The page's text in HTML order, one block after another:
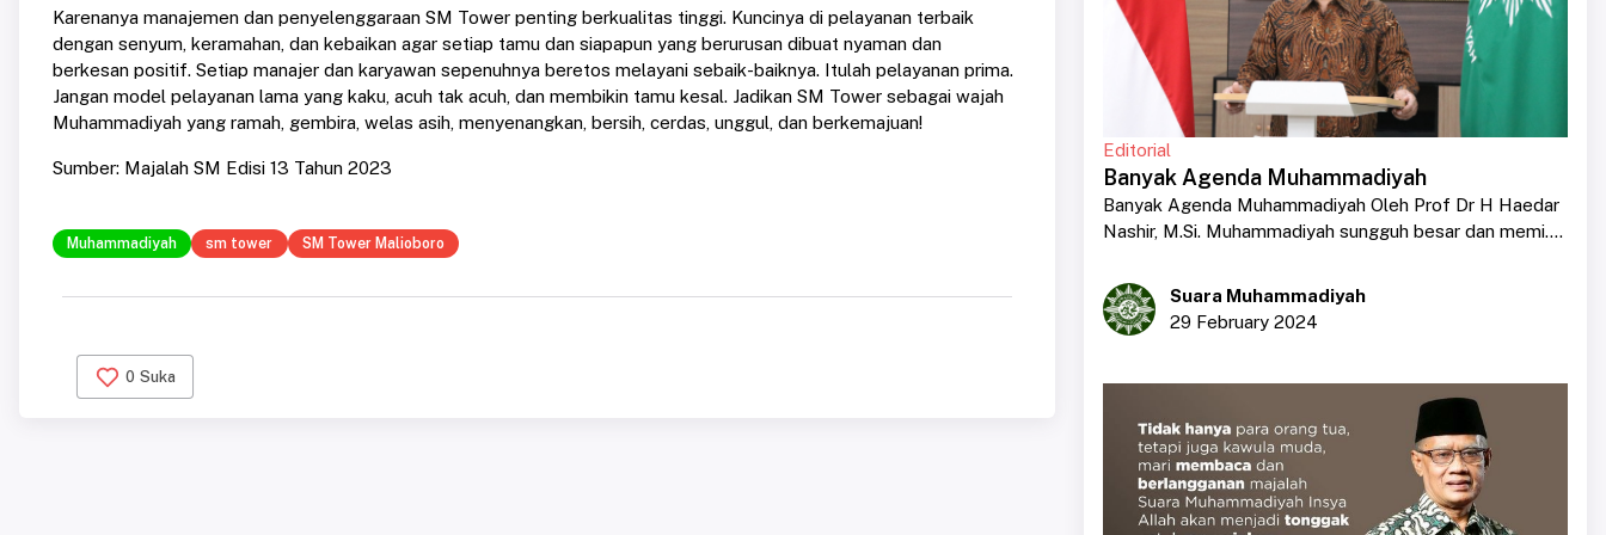
Karenanya manajemen dan penyelenggaraan SM Tower penting berkualitas tinggi. Kuncinya di pelayanan terbaik
dengan senyum, keramahan, dan kebaikan agar setiap tamu dan siapapun yang berurusan dibuat nyaman dan
berkesan positif. Setiap manajer dan karyawan sepenuhnya beretos melayani sebaik-baiknya. Itulah pelayanan prima.
Jangan model pelayanan lama yang kaku, acuh tak acuh, dan membikin tamu kesal. Jadikan SM Tower sebagai wajah
Muhammadiyah yang ramah, gembira, welas asih, menyenangkan, bersih, cerdas, unggul, dan berkemajuan!
Sumber: Majalah SM Edisi 13 Tahun 2023
Muhammadiyah sm tower SM Tower Malioboro
0 Suka
Editorial
Banyak Agenda Muhammadiyah
Banyak Agenda Muhammadiyah Oleh Prof Dr H Haedar
Nashir, M.Si. Muhammadiyah sungguh besar dan memi....
Suara Muhammadiyah
29 February 2024